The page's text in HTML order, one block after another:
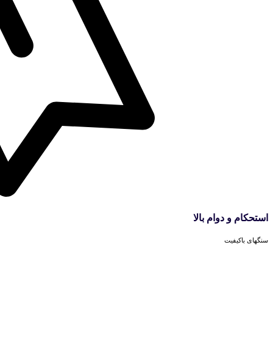
استحکام و دوام بالا
سنگهای باکیفیت